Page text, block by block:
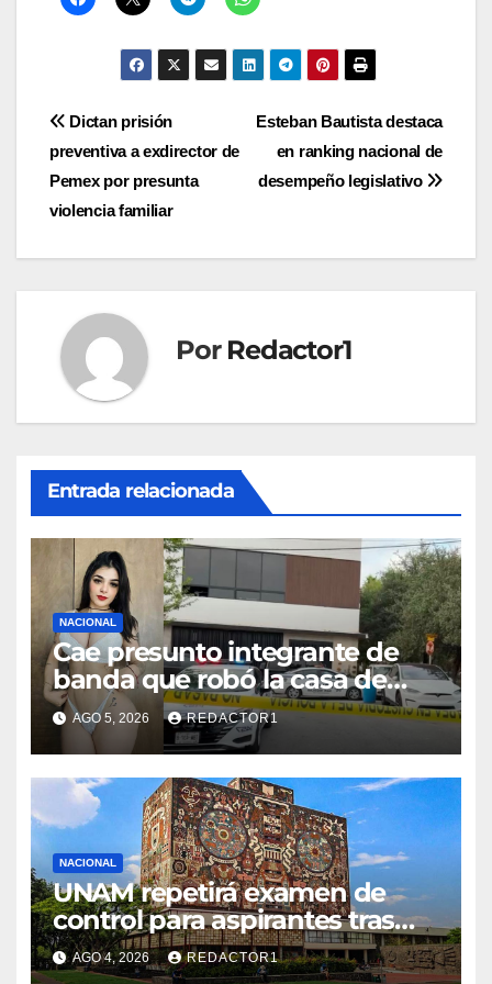
Navegación
de
entradas
Esteban Bautista destaca
en ranking nacional de
desempeño legislativo
Dictan prisión
preventiva a exdirector de
Pemex por presunta
violencia familiar
Por Redactor1
Entrada relacionada
NACIONAL
Cae presunto integrante de
banda que robó la casa de
Karely Ruiz
AGO 5, 2026 REDACTOR1
NACIONAL
UNAM repetirá examen de
control para aspirantes tras
fallas en pruebas en línea
AGO 4, 2026 REDACTOR1